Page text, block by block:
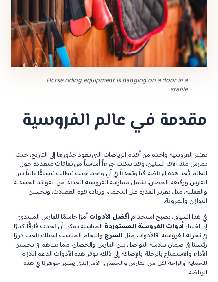
Horse riding equipment is hanging on a door in a
stable
مقدمة في عالم الفروسية
تعتبر الفروسية واحدة من أقدم الرياضات التي تعود جذورها إلى التاريخ، حيث
تمارس منذ آلاف السنين، وقد شكلت جزءاً أساسياً من ثقافات متعددة حول
العالم. تُعد هذه الرياضة فناً وتحدياً في آنٍ واحد، حيث تتطلب تنسيقًا عالياً بين
الفارس ورفيقه الحصان. يشمل ممارسة الفروسية العديد من الفوائد الجسدية
والعقلية، مثل تعزيز القدرة على التحمل، وزيادة قوة العضلات، وتحسين
التوازن والمرونة.
في هذا السياق، يصبح استخدامأفضل الأدواتأمرًا حاسمًا للفارس المبتدئ.
إن اختيارأدوات الفروسية المستوردة المناسبة يمكن أن يُحدث فارقًا كبيرًا
في تجربة الفروسية. فالأدوات مثل السرج واللجام المناسب لخيلك تلعب دورًا
رئيسيًا في ضمان سلاسة التواصل بين الفارس والحصان، مما يساهم في تحسين
الأداء والاستمتاع بالرحلة. بالإضافة إلى ذلك، توفر هذه الأدوات الدعم اللازم
للحماية والراحة لكل من الفارس والحصان، الأمر الذي يعتبر جوهريًا في هذه
الرياضة.